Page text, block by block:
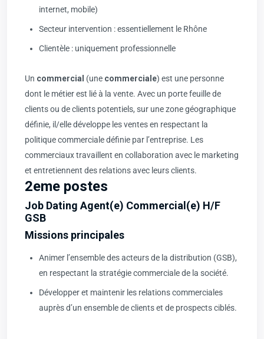
internet, mobile)
Secteur intervention : essentiellement le Rhône
Clientèle : uniquement professionnelle
Un commercial (une commerciale) est une personne
dont le métier est lié à la vente. Avec un porte feuille de
clients ou de clients potentiels, sur une zone géographique
définie, il/elle développe les ventes en respectant la
politique commerciale définie par l’entreprise. Les
commerciaux travaillent en collaboration avec le marketing
et entretiennent des relations avec leurs clients.
2eme postes
Job Dating Agent(e) Commercial(e) H/F
GSB
Missions principales
Animer l’ensemble des acteurs de la distribution (GSB),
en respectant la stratégie commerciale de la société.
Développer et maintenir les relations commerciales
auprès d’un ensemble de clients et de prospects ciblés.